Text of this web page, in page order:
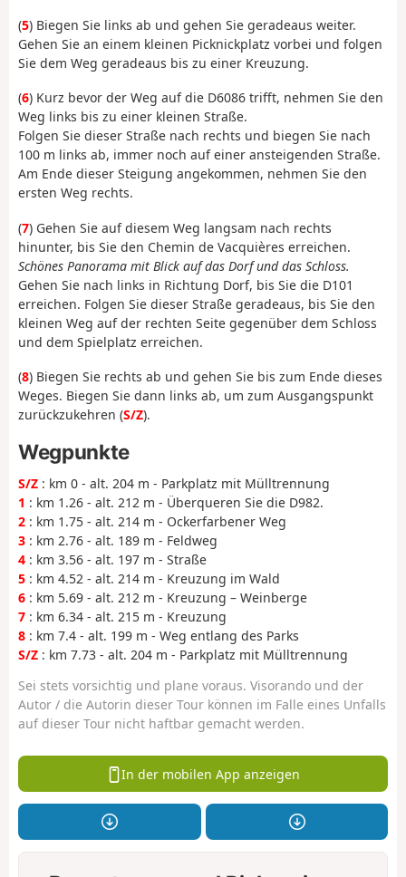
(5) Biegen Sie links ab und gehen Sie geradeaus weiter.
Gehen Sie an einem kleinen Picknickplatz vorbei und folgen
Sie dem Weg geradeaus bis zu einer Kreuzung.
(6) Kurz bevor der Weg auf die D6086 trifft, nehmen Sie den
Weg links bis zu einer kleinen Straße.
Folgen Sie dieser Straße nach rechts und biegen Sie nach
100 m links ab, immer noch auf einer ansteigenden Straße.
Am Ende dieser Steigung angekommen, nehmen Sie den
ersten Weg rechts.
(7) Gehen Sie auf diesem Weg langsam nach rechts
hinunter, bis Sie den Chemin de Vacquières erreichen.
Schönes Panorama mit Blick auf das Dorf und das Schloss.
Gehen Sie nach links in Richtung Dorf, bis Sie die D101
erreichen. Folgen Sie dieser Straße geradeaus, bis Sie den
kleinen Weg auf der rechten Seite gegenüber dem Schloss
und dem Spielplatz erreichen.
(8) Biegen Sie rechts ab und gehen Sie bis zum Ende dieses
Weges. Biegen Sie dann links ab, um zum Ausgangspunkt
zurückzukehren (S/Z).
Wegpunkte
S/Z : km 0 - alt. 204 m - Parkplatz mit Mülltrennung
1 : km 1.26 - alt. 212 m - Überqueren Sie die D982.
2 : km 1.75 - alt. 214 m - Ockerfarbener Weg
3 : km 2.76 - alt. 189 m - Feldweg
4 : km 3.56 - alt. 197 m - Straße
5 : km 4.52 - alt. 214 m - Kreuzung im Wald
6 : km 5.69 - alt. 212 m - Kreuzung – Weinberge
7 : km 6.34 - alt. 215 m - Kreuzung
8 : km 7.4 - alt. 199 m - Weg entlang des Parks
S/Z : km 7.73 - alt. 204 m - Parkplatz mit Mülltrennung
Sei stets vorsichtig und plane voraus. Visorando und der
Autor / die Autorin dieser Tour können im Falle eines Unfalls
auf dieser Tour nicht haftbar gemacht werden.
In der mobilen App anzeigen